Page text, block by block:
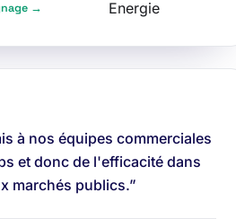
→
à nos équipes commerciales
et donc de l'efficacité dans
marchés publics.”